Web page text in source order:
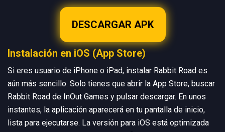
DESCARGAR APK
Instalación en iOS (App Store)
Si eres usuario de iPhone o iPad, instalar Rabbit Road es
aún más sencillo. Solo tienes que abrir la App Store, buscar
Rabbit Road de InOut Games y pulsar descargar. En unos
instantes, la aplicación aparecerá en tu pantalla de inicio,
lista para ejecutarse. La versión para iOS está optimizada